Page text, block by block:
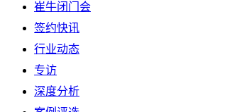
崔牛闭门会
签约快讯
行业动态
专访
深度分析